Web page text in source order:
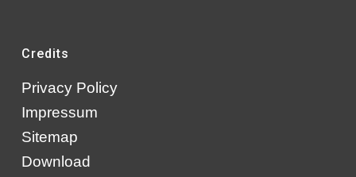
Credits
Privacy Policy
Impressum
Sitemap
Download